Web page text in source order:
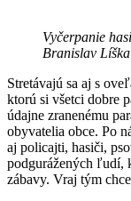
Vyčerpanie
Branislav Líška
Stretávajú sa aj s
ktorú si všetci dobre
údajne zranenému
obyvatelia obce. Po
aj policajti, hasiči,
podgurážených ľudí,
zábavy. Vraj tým